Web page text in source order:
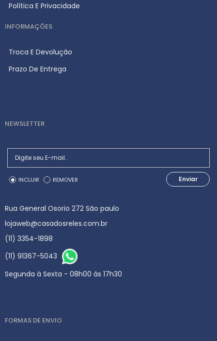
Política E Privacidade
INFORMAÇÕES
Troca E Devolução
Prazo De Entrega
NEWSLETTER
INCLUIR REMOVER Enviar
Rua General Osorio 272 São paulo
lojaweb@casadosreles.com.br
(11) 3354-1898
(11) 91367-5043
Segunda à Sexta - 08h00 ás 17h30
FORMAS DE ENVIO